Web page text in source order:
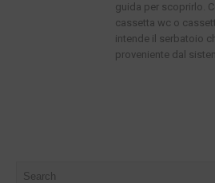
guida per scoprirlo.
cassetta wc o
intende il serbatoio
proveniente dal